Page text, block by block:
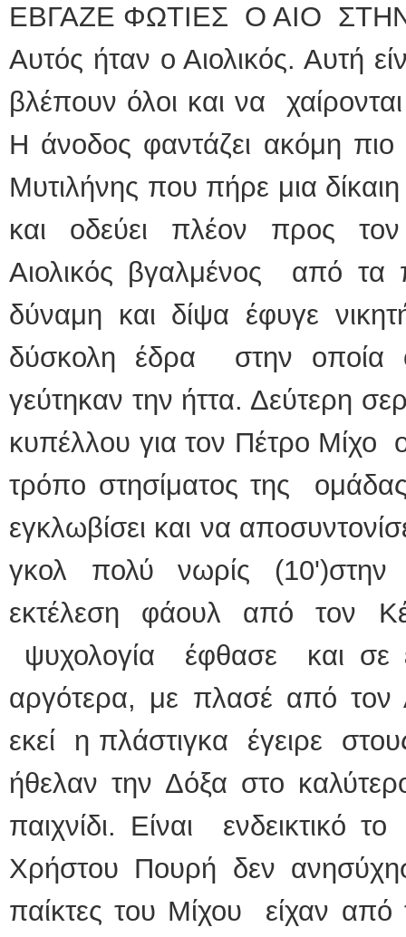
ΕΒΓΑΖΕ ΦΩΤΙΕΣ Ο ΑΙΟ
Αυτός ήταν ο Αιολικός. Αυτή
βλέπουν όλοι και να
Η άνοδος φαντάζει ακόμη πιο
Μυτιλήνης που πήρε μια
και οδεύει πλέον προς
Αιολικός βγαλμένος από
δύναμη και δίψα έφυγε
δύσκολη έδρα στην οποία
γεύτηκαν την ήττα. Δεύτερη
κυπέλλου για τον Πέτρο Μίχο
τρόπο στησίματος της
εγκλωβίσει και να
γκολ πολύ νωρίς (10')στην
εκτέλεση φάουλ από τον
ψυχολογία έφθασε και σε
αργότερα, με πλασέ από
εκεί η πλάστιγκα έγειρε
ήθελαν την Δόξα στο
παιχνίδι. Είναι ενδεικτικό
Χρήστου Πουρή δεν
παίκτες του Μίχου είχαν